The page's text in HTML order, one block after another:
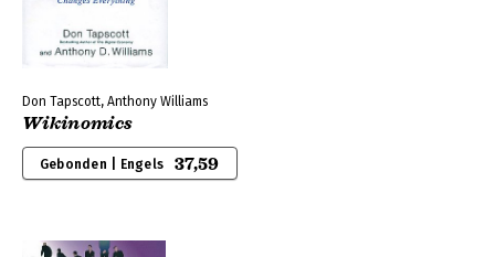
Don Tapscott, Anthony Williams
Wikinomics
Gebonden | Engels 37,59